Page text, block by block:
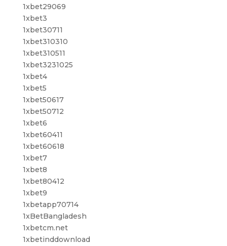
1xbet29069
1xbet3
1xbet30711
1xbet310310
1xbet310511
1xbet3231025
1xbet4
1xbet5
1xbet50617
1xbet50712
1xbet6
1xbet60411
1xbet60618
1xbet7
1xbet8
1xbet80412
1xbet9
1xbetapp70714
1xBetBangladesh
1xbetcm.net
1xbetinddownload